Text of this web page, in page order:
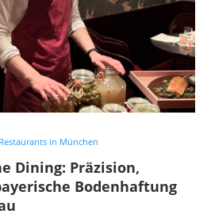
Restaurants in München
Dining: Präzision,
Bodenhaftung